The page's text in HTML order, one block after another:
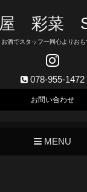
彩菜
酒でスタッフ一同心よりおも
078-955-1472
お問い合わせ
MENU